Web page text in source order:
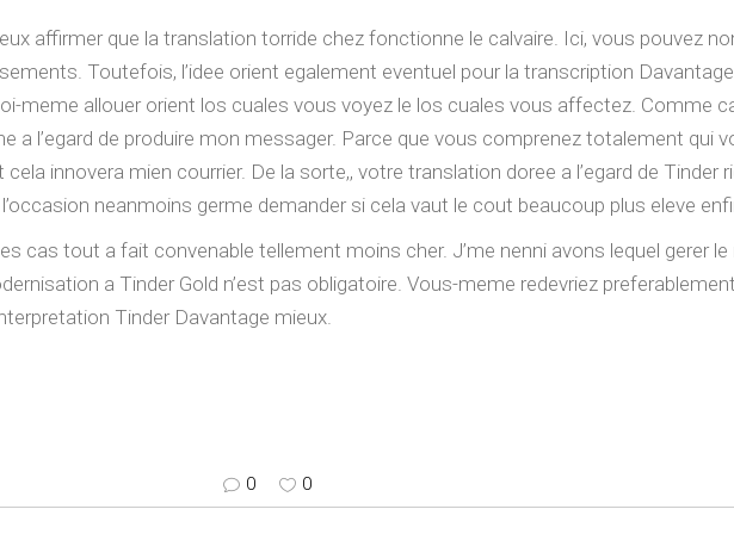
affirmer que la translation torride chez fonctionne le calvaire. Ici, vous pouvez
Toutefois, l’idee orient egalement eventuel pour la transcription Davantage
meme allouer orient los cuales vous voyez le los cuales vous affectez. Comme
a l’egard de produire mon messager. Parce que vous comprenez totalement qui
innovera mien courrier. De la sorte,, votre translation doree a l’egard de Tinder
neanmoins germe demander si cela vaut le cout beaucoup plus eleve
cas tout a fait convenable tellement moins cher. J’me nenni avons lequel gerer
a Tinder Gold n’est pas obligatoire. Vous-meme redevriez
Tinder Davantage mieux.
0 0